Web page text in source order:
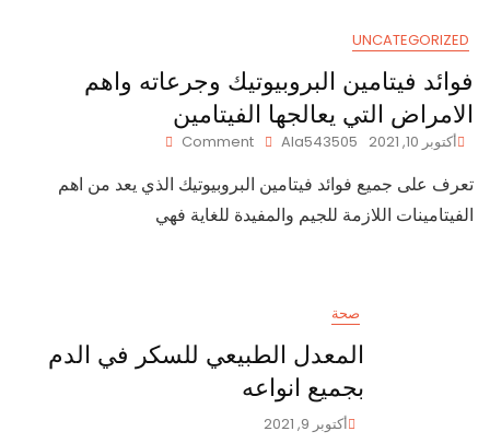
UNCATEGORIZED
فوائد فيتامين البروبيوتيك وجرعاته واهم
الامراض التي يعالجها الفيتامين
أكتوبر 10, 2021 Ala543505
Comment
فيتامين
وجرعاته
تعرف على جميع فوائد فيتامين البروبيوتيك الذي يعد من اهم
الفيتامينات اللازمة للجيم والمفيدة للغاية فهي
صحة
المعدل الطبيعي للسكر في الدم
بجميع انواعه
أكتوبر 9, 2021